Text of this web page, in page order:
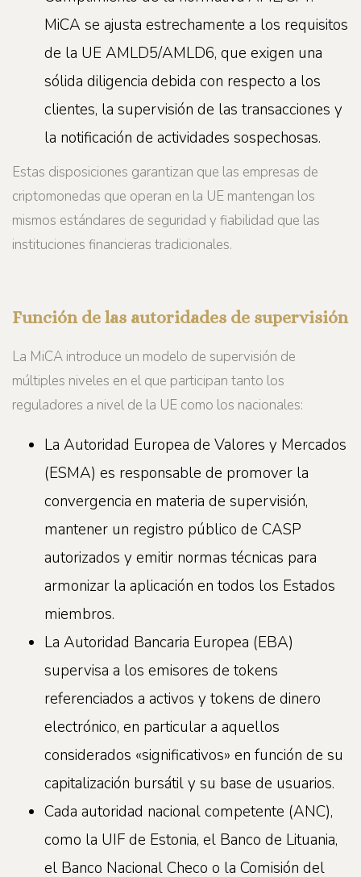
MiCA se ajusta estrechamente a los requisitos
de la UE AMLD5/AMLD6, que exigen una
sólida diligencia debida con respecto a los
clientes, la supervisión de las transacciones y
la notificación de actividades sospechosas.
Estas disposiciones garantizan que las empresas de
criptomonedas que operan en la UE mantengan los
mismos estándares de seguridad y fiabilidad que las
instituciones financieras tradicionales.
Función de las autoridades de supervisión
La MiCA introduce un modelo de supervisión de
múltiples niveles en el que participan tanto los
reguladores a nivel de la UE como los nacionales:
La Autoridad Europea de Valores y Mercados
(ESMA) es responsable de promover la
convergencia en materia de supervisión,
mantener un registro público de CASP
autorizados y emitir normas técnicas para
armonizar la aplicación en todos los Estados
miembros.
La Autoridad Bancaria Europea (EBA)
supervisa a los emisores de tokens
referenciados a activos y tokens de dinero
electrónico, en particular a aquellos
considerados «significativos» en función de su
capitalización bursátil y su base de usuarios.
Cada autoridad nacional competente (ANC),
como la UIF de Estonia, el Banco de Lituania,
el Banco Nacional Checo o la Comisión del